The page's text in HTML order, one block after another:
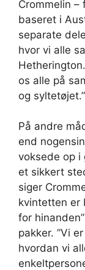
Crommelin –
baseret i
separate
hvor vi alle
os alle på
og syltetøjet.”
På andre
end
voksede op i
et sikkert
siger
kvintetten er
for
pakker. ”Vi
hvordan vi